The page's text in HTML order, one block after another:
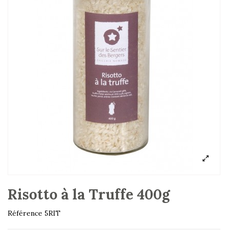
Risotto à la Truffe 400g
Référence 5RIT